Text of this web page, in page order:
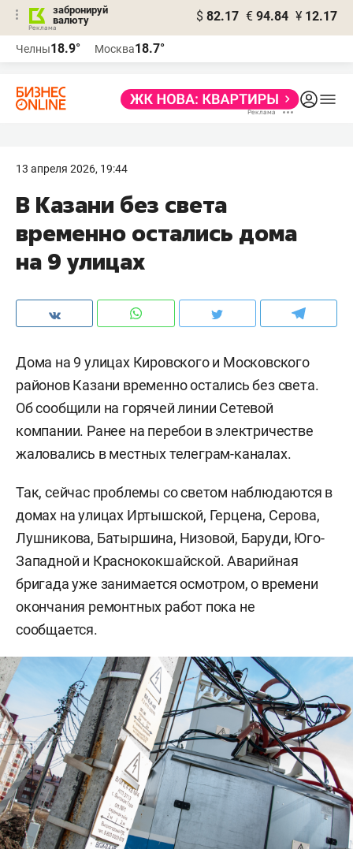
забронируй
валюту
$ 82.17 € 94.84 ¥ 12.17
Челны18.9° Москва18.7°
13 апреля 2026, 19:44
В Казани без света
временно остались дома
на 9 улицах
Дома на 9 улицах Кировского и Московского
районов Казани временно остались без света.
Об сообщили на горячей линии Сетевой
компании. Ранее на перебои в электричестве
жаловались в местных телеграм-каналах.
Так, сейчас проблемы со светом наблюдаются в
домах на улицах Иртышской, Герцена, Серова,
Лушникова, Батыршина, Низовой, Баруди, Юго-
Западной и Краснококшайской. Аварийная
бригада уже занимается осмотром, о времени
окончания ремонтных работ пока не
сообщается.